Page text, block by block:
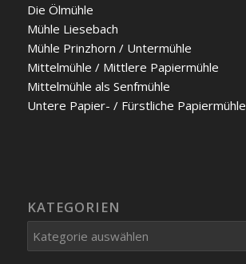
Die Ölmüh­le
Müh­le Liesebach
Müh­le Prinz­horn / Unter­müh­le
Mit­tel­müh­le / Mitt­le­re Papier­müh­le
Mit­tel­müh­le als Senf­mühle
Unte­re Papier- / Fürst­li­che Papier­müh­le
KATEGORIEN
Kategorien